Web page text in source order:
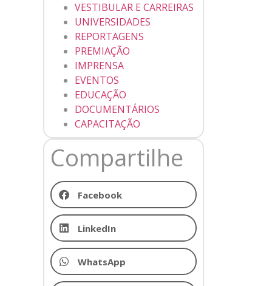
VESTIBULAR E CARREIRAS
UNIVERSIDADES
REPORTAGENS
PREMIAÇÃO
IMPRENSA
EVENTOS
EDUCAÇÃO
DOCUMENTÁRIOS
CAPACITAÇÃO
Compartilhe
Facebook
LinkedIn
WhatsApp